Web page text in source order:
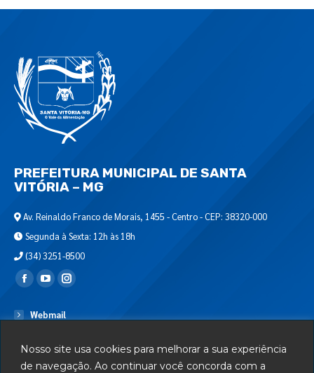
Nosso site usa cookies para melhorar a sua experiência
de navegação. Ao continuar você concorda com a
PREFEITURA MUNICIPAL DE SANTA
VITÓRIA – MG
Av. Reinaldo Franco de Morais, 1455 - Centro - CEP: 38320-000
Segunda à Sexta: 12h às 18h
(34) 3251-8500
Encontre-nos em:
Webmail
Serviços